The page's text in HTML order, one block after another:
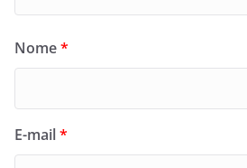
Nome*
E-mail*